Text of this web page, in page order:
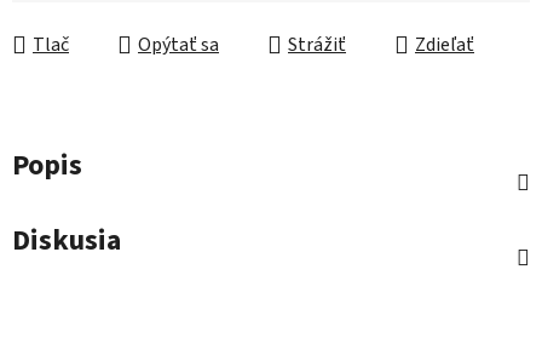
Tlač Opýtať sa Strážiť Zdieľať
Popis
Diskusia